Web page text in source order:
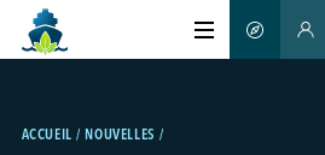
ACCUEIL NOUVELLES